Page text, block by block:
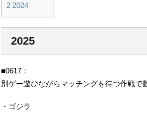
2 2024
2025
■0617：
別ゲー遊びながらマッチングを待つ作戦で
・ゴジラ